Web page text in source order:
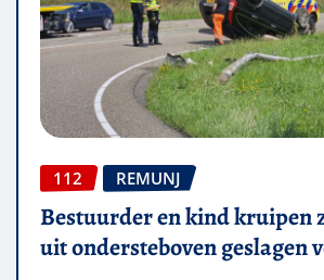
112 REMUNJ
Bestuurder en kind kruipen
uit ondersteboven geslagen